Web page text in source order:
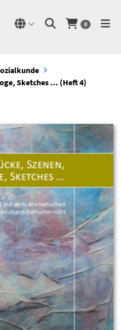
0
Sketches … (Heft 4)